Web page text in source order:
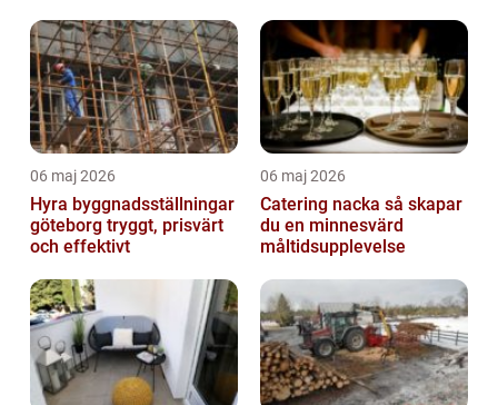
06 maj 2026
Hyra byggnadsställningar
göteborg tryggt, prisvärt
och effektivt
06 maj 2026
Catering nacka så skapar
du en minnesvärd
måltidsupplevelse